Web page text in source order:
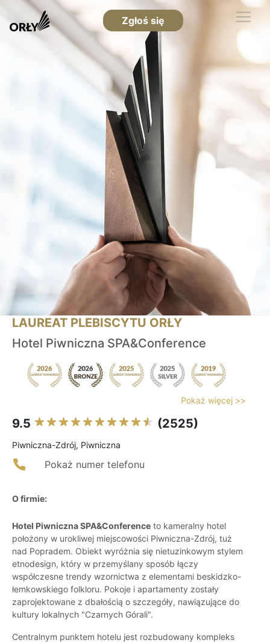
Zgłoś się
LAUREAT PLEBISCYTU ORŁY
Hotel Piwniczna SPA&Conference
Pokaż więcej >>
9.5 (2525)
Piwniczna-Zdrój, Piwniczna
Pokaż numer telefonu
O firmie:
Hotel Piwniczna SPA&Conference to kameralny hotel
położony w urokliwej miejscowości Piwniczna-Zdrój, tuż
nad Popradem. Obiekt wyróżnia się nietuzinkowym stylem
etnodesign, który w przemyślany sposób łączy
współczesne trendy wzornictwa z elementami beskidzko-
łemkowskiego folkloru. Pokoje i apartamenty zostały
zaprojektowane z dbałością o szczegóły, nawiązujące do
kultury lokalnych "Czarnych Górali".
Centralnym punktem hotelu jest rozbudowany kompleks